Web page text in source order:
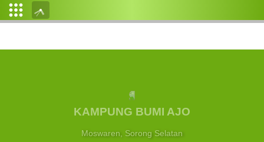
KAMPUNG BUMI AJO
Moswaren, Sorong Selatan